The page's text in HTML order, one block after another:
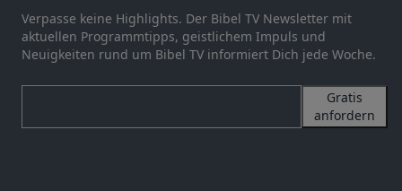
Verpasse keine Highlights. Der Bibel TV Newsletter mit
aktuellen Programmtipps, geistlichem Impuls und
Neuigkeiten rund um Bibel TV informiert Dich jede Woche.
Gratis
anfordern